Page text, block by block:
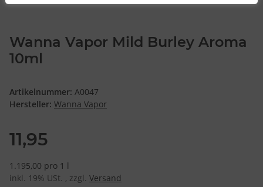
Wanna Vapor Mild Burley Aroma
10ml
Artikelnummer: A0047
Hersteller: Wanna Vapor
11,95
1.195,00 pro 1 l
inkl. 19% USt. , zzgl. Versand